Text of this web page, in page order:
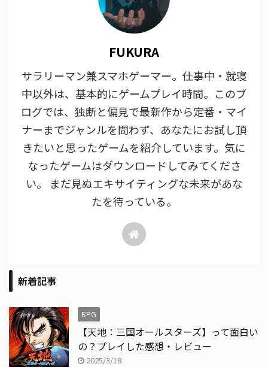
FUKURA
サラリーマン兼スマホゲーマー。仕事中・就寝
中以外は、基本的にゲームプレイ時間。このブ
ログでは、独断と偏見で最新作から定番・マイ
ナーまでジャンルを問わず、あなたにお試し頂
きたいと思ったゲームを紹介しています。気に
なったゲームはダウンロードしてみてくださ
い。 まだ見ぬエキサイティングな未来があな
たを待っている。
新着記事
RPG
【天地：三国オールスターズ】って面白い
の？プレイした感想・レビュー
2025/3/18